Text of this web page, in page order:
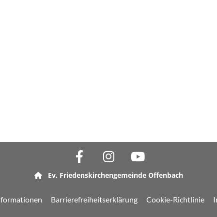
Ev. Friedenskirchengemeinde Offenbach
Barrierefreiheitserklärung Cookie-Richtlinie